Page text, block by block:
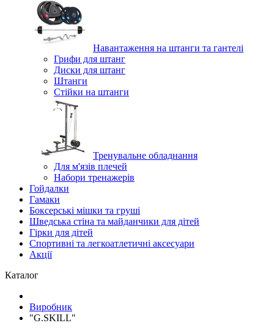
Навантаження на штанги та гантелі
Грифи для штанг
Диски для штанг
Штанги
Стійки на штанги
Тренувальне обладнання
Для м'язів плечей
Набори тренажерів
Гойдалки
Гамаки
Боксерські мішки та груші
Шведська стіна та майданчики для дітей
Гірки для дітей
Спортивні та легкоатлетичні аксесуари
Акції
Каталог
Виробник
"G.SKILL"